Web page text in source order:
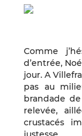
Comme
d’entrée,
jour. A
pas au
brandade
relevée,
crustacés